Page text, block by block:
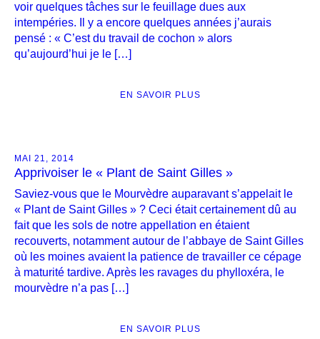
voir quelques tâches sur le feuillage dues aux
intempéries. Il y a encore quelques années j’aurais
pensé : « C’est du travail de cochon » alors
qu’aujourd’hui je le […]
EN SAVOIR PLUS
MAI 21, 2014
Apprivoiser le « Plant de Saint Gilles »
Saviez-vous que le Mourvèdre auparavant s’appelait le
« Plant de Saint Gilles » ? Ceci était certainement dû au
fait que les sols de notre appellation en étaient
recouverts, notamment autour de l’abbaye de Saint Gilles
où les moines avaient la patience de travailler ce cépage
à maturité tardive. Après les ravages du phylloxéra, le
mourvèdre n’a pas […]
EN SAVOIR PLUS